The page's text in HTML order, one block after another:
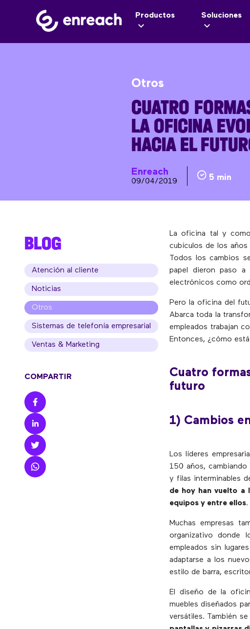
Productos Soluciones
Otros
CUATRO
LA OFICINA
HACIA EL
Enreach
09/04/2019 5 min
La oficina tal y
cubículos de los
Todos los cambios
papel dieron paso a
electrónicos como
Pero la oficina del
Abarca toda la
empleados trabajan
Entonces, ¿cómo
Cuatro
futuro
1) Cambios
Los líderes
150 años,
y filas interminables
de hoy han vuelto a
equipos y entre ellos.
Muchas empresas
organizativo donde
empleados sin
adaptarse a los
estilo de barra,
El diseño de la
muebles diseñados
versátiles. También
BLOG
Atención al cliente
Noticias
Otros
Sistemas de telefonía empresarial
Ventas & Marketing
COMPARTIR